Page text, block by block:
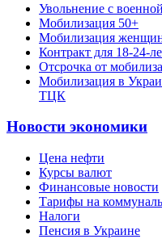
Увольнение с
Мобилизация 50+
Мобилизация
Контракт для 18-24-
Отсрочка от
Мобилизация в
ТЦК
Новости экономики
Цена нефти
Курсы валют
Финансовые новости
Тарифы на
Налоги
Пенсия в Украине